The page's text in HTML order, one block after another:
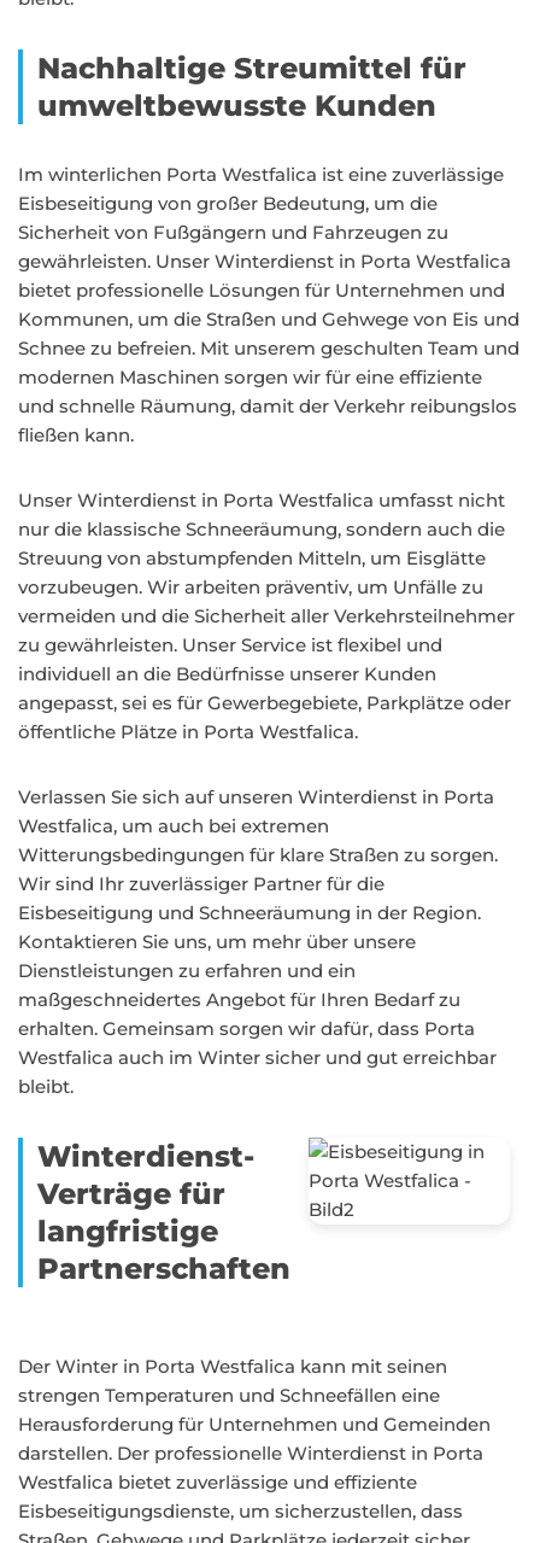
Nachhaltige Streumittel für
umweltbewusste Kunden
Im winterlichen Porta Westfalica ist eine zuverlässige
Eisbeseitigung von großer Bedeutung, um die
Sicherheit von Fußgängern und Fahrzeugen zu
gewährleisten. Unser Winterdienst in Porta Westfalica
bietet professionelle Lösungen für Unternehmen und
Kommunen, um die Straßen und Gehwege von Eis und
Schnee zu befreien. Mit unserem geschulten Team und
modernen Maschinen sorgen wir für eine effiziente
und schnelle Räumung, damit der Verkehr reibungslos
fließen kann.
Unser Winterdienst in Porta Westfalica umfasst nicht
nur die klassische Schneeräumung, sondern auch die
Streuung von abstumpfenden Mitteln, um Eisglätte
vorzubeugen. Wir arbeiten präventiv, um Unfälle zu
vermeiden und die Sicherheit aller Verkehrsteilnehmer
zu gewährleisten. Unser Service ist flexibel und
individuell an die Bedürfnisse unserer Kunden
angepasst, sei es für Gewerbegebiete, Parkplätze oder
öffentliche Plätze in Porta Westfalica.
Verlassen Sie sich auf unseren Winterdienst in Porta
Westfalica, um auch bei extremen
Witterungsbedingungen für klare Straßen zu sorgen.
Wir sind Ihr zuverlässiger Partner für die
Eisbeseitigung und Schneeräumung in der Region.
Kontaktieren Sie uns, um mehr über unsere
Dienstleistungen zu erfahren und ein
maßgeschneidertes Angebot für Ihren Bedarf zu
erhalten. Gemeinsam sorgen wir dafür, dass Porta
Westfalica auch im Winter sicher und gut erreichbar
bleibt.
Winterdienst-
Verträge für
langfristige
Partnerschaften
Der Winter in Porta Westfalica kann mit seinen
strengen Temperaturen und Schneefällen eine
Herausforderung für Unternehmen und Gemeinden
darstellen. Der professionelle Winterdienst in Porta
Westfalica bietet zuverlässige und effiziente
Eisbeseitigungsdienste, um sicherzustellen, dass